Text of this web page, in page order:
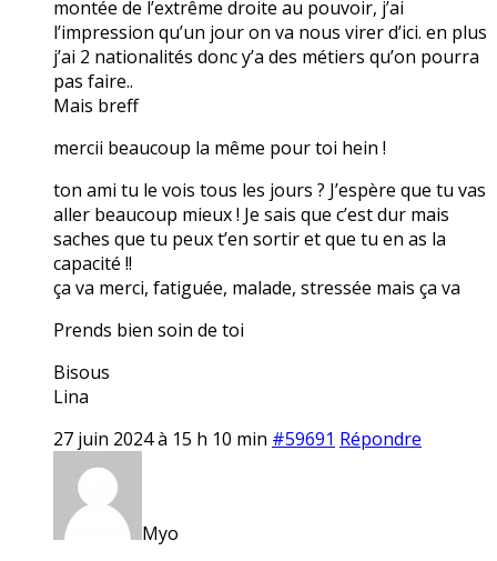
montée de l’extrême droite au pouvoir, j’ai
l’impression qu’un jour on va nous virer d’ici. en plus
j’ai 2 nationalités donc y’a des métiers qu’on pourra
pas faire..
Mais breff
mercii beaucoup la même pour toi hein !
ton ami tu le vois tous les jours ? J’espère que tu vas
aller beaucoup mieux ! Je sais que c’est dur mais
saches que tu peux t’en sortir et que tu en as la
capacité !!
ça va merci, fatiguée, malade, stressée mais ça va
Prends bien soin de toi
Bisous
Lina
27 juin 2024 à 15 h 10 min #59691 Répondre
Myo